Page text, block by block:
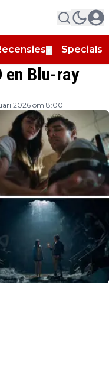
Specials
en Blu-ray
2026 om 8:00